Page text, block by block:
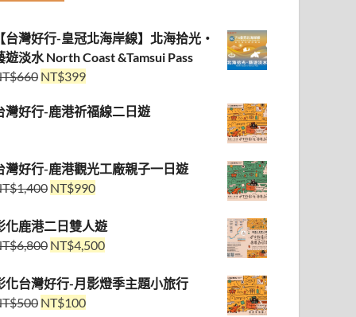
台灣好行-皇冠北海岸線】北海拾光・
遊淡水 North Coast &Tamsui Pass
660 NT$399
灣好行-鹿港祈福線二日遊
灣好行-鹿港觀光工廠親子一日遊
1,400 NT$990
化鹿港二日雙人遊
6,800 NT$4,500
化台灣好行-月影燈季主題小旅行
500 NT$100